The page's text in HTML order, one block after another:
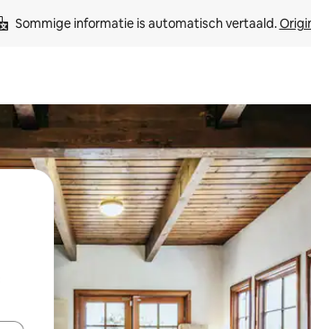
Sommige informatie is automatisch vertaald.